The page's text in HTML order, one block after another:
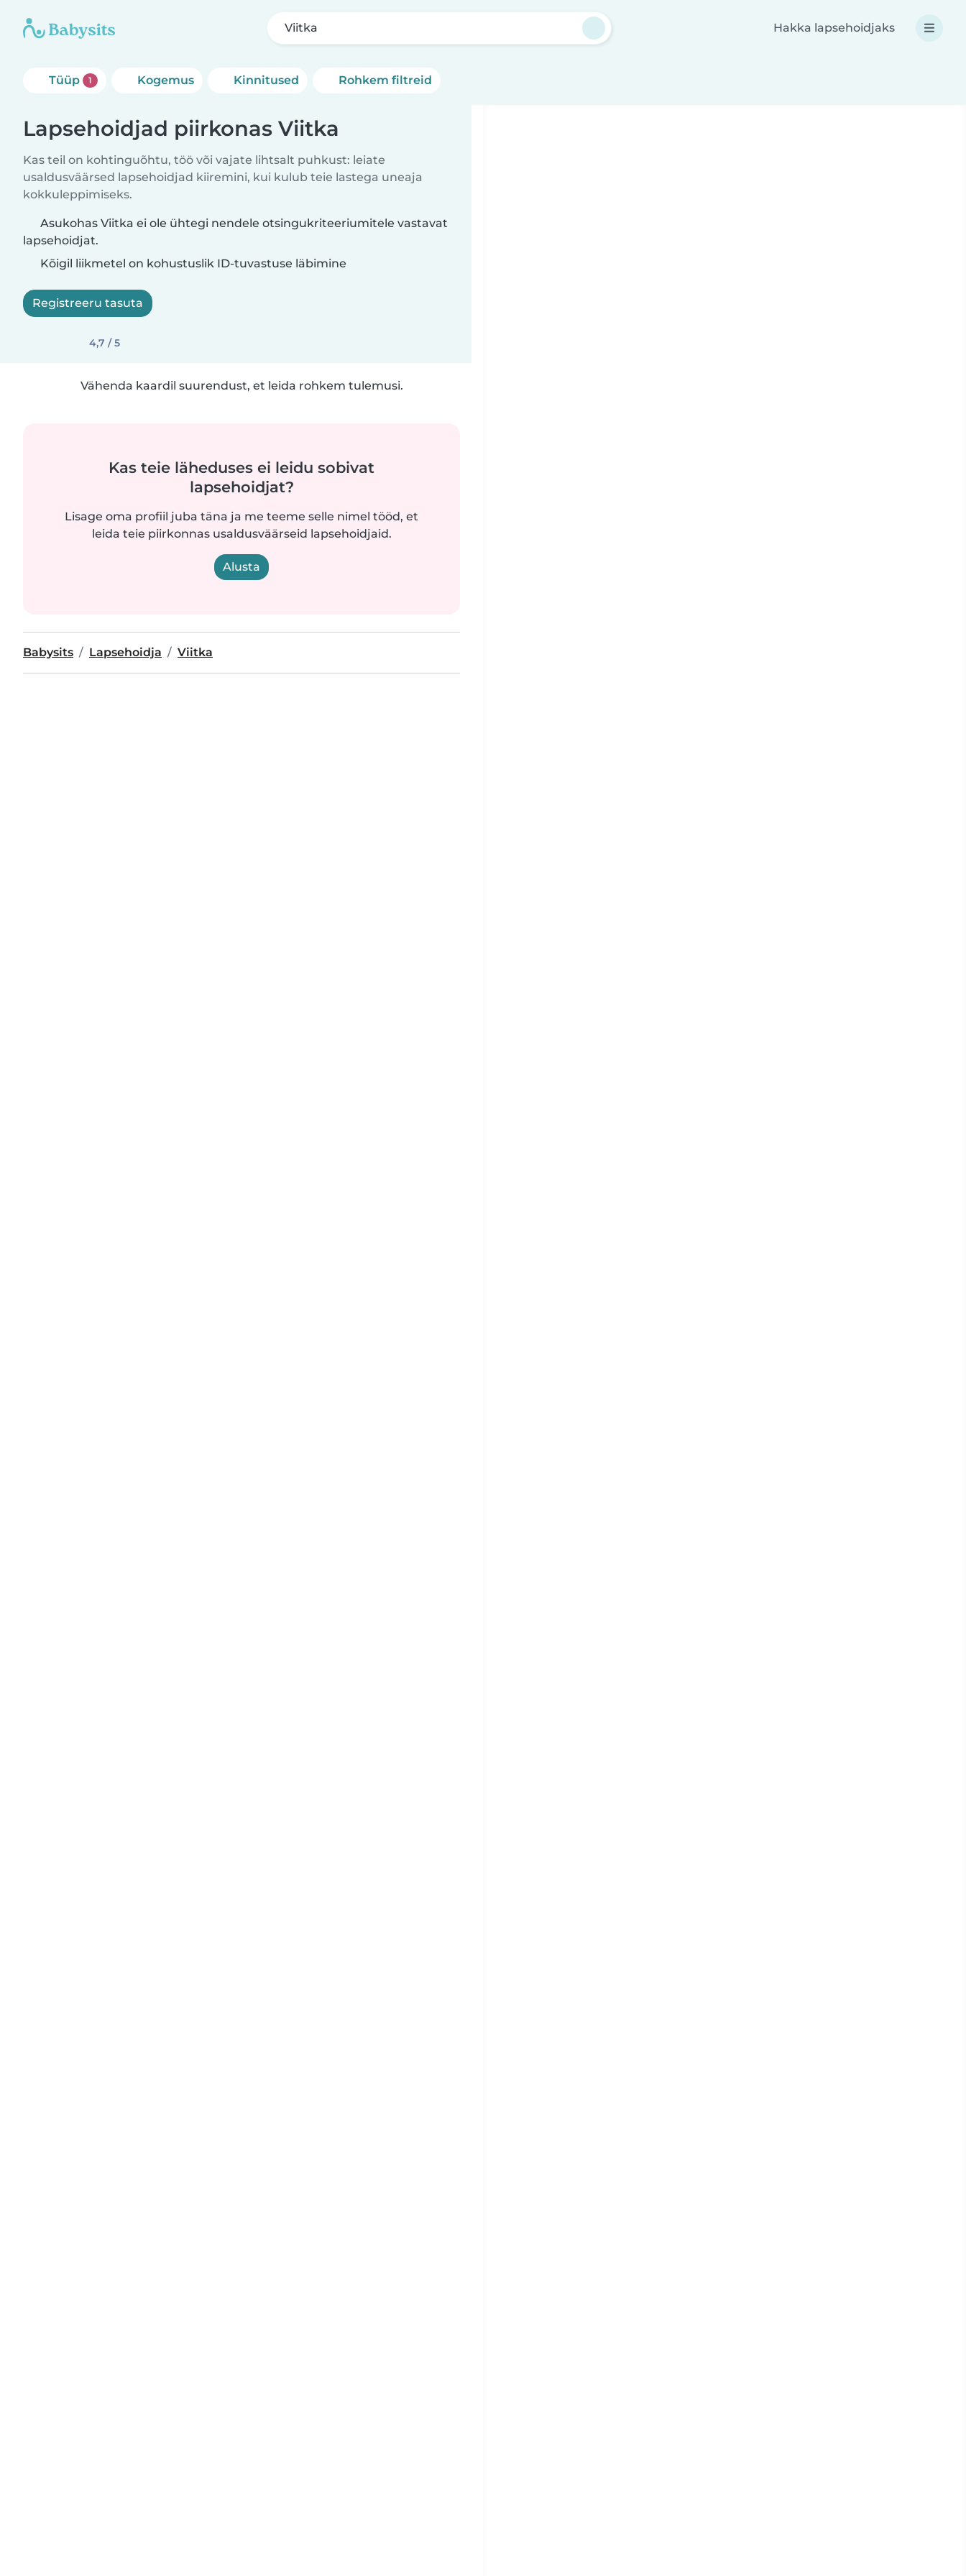
Viitka Hakka lapsehoidjaks
Tüüp 1 Kogemus Kinnitused Rohkem filtreid
Lapsehoidjad piirkonas Viitka
Kas teil on kohtinguõhtu, töö või vajate lihtsalt puhkust: leiate
usaldusväärsed lapsehoidjad kiiremini, kui kulub teie lastega uneaja
kokkuleppimiseks.
Asukohas Viitka ei ole ühtegi nendele otsingukriteeriumitele vastavat
lapsehoidjat.
Kõigil liikmetel on kohustuslik ID-tuvastuse läbimine
Registreeru tasuta
4,7 / 5
Vähenda kaardil suurendust, et leida rohkem tulemusi.
Kas teie läheduses ei leidu sobivat
lapsehoidjat?
Lisage oma profiil juba täna ja me teeme selle nimel tööd, et
leida teie piirkonnas usaldusväärseid lapsehoidjaid.
Alusta
Babysits Lapsehoidja Viitka